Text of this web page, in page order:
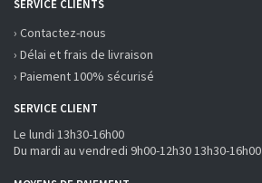
SERVICE CLIENTS
› Contactez-nous
› Délai et frais de livraison
› Paiement 100% sécurisé
SERVICE CLIENT
Le lundi 13h30-16h00
Du mardi au vendredi 9h00-12h30 13h30-16h00